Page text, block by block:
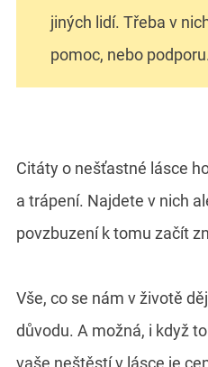
jiných lidí. Třeba v
pomoc, nebo podporu.
Citáty o nešťastné lásce
a trápení. Najdete v nich
povzbuzení k tomu začít
Vše, co se nám v životě
důvodu. A možná, i když
vaše neštěstí v lásce je